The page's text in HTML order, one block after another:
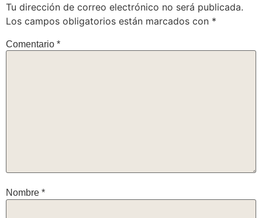
Tu dirección de correo electrónico no será publicada.
Los campos obligatorios están marcados con *
Comentario *
Nombre *